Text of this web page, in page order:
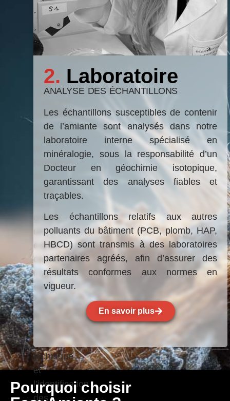
le
terrain
PRÉLÈVEMENT
SUR
PLACE
PAR
UN
CERTIFIÉ
Après
votre
gratuit,
expert
certifié
intervient
sur
site
technique
et
l’identification
des
2. Laboratoire
ANALYSE DES ÉCHANTILLONS
Les échantillons susceptibles de contenir
de l’amiante sont analysés dans notre
laboratoire interne spécialisé en
minéralogie, sous la responsabilité d’un
Docteur en géochimie isotopique,
garantissant des analyses fiables et
traçables.
Les échantillons relatifs aux autres
polluants du bâtiment (PCB, plomb, HAP,
HBCD) sont transmis à des laboratoires
partenaires agréés, afin d’assurer des
résultats conformes aux normes en
vigueur.
En savoir plus
Pourquoi choisir